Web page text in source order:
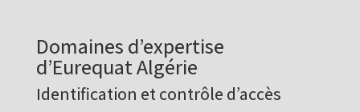
Domaines d’expertise
d’Eurequat Algérie
Identification et contrôle d’accès